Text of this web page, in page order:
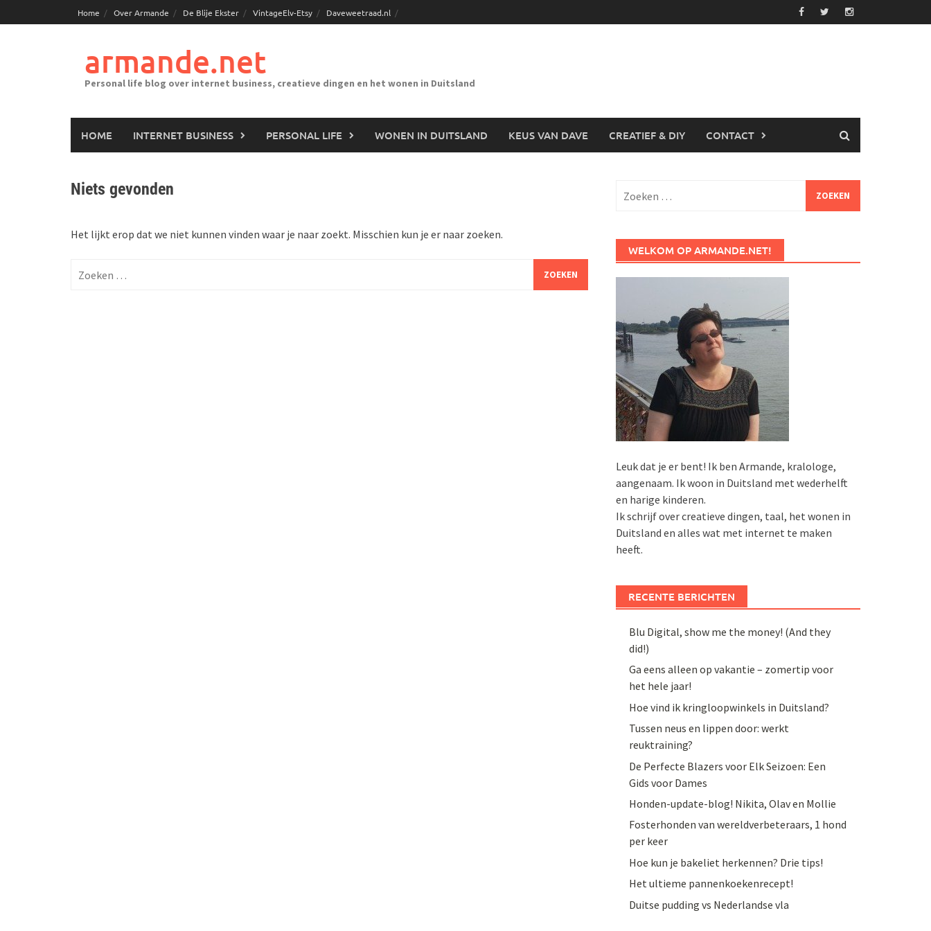
naar
Home Over Armande De Blije Ekster VintageElv-Etsy Daveweetraad.nl
armande.net
Personal life blog over internet business, creatieve dingen en het wonen in Duitsland
HOME INTERNET BUSINESS PERSONAL LIFE WONEN IN DUITSLAND KEUS VAN DAVE CREATIEF & DIY CONTACT
Niets gevonden
Het lijkt erop dat we niet kunnen vinden waar je naar zoekt. Misschien kun je er naar zoeken.
naar:
naar:
WELKOM OP ARMANDE.NET!
Leuk dat je er bent! Ik ben Armande, kralologe,
aangenaam. Ik woon in Duitsland met wederhelft
en harige kinderen.
Ik schrijf over creatieve dingen, taal, het wonen in
Duitsland en alles wat met internet te maken
heeft.
RECENTE BERICHTEN
Blu Digital, show me the money! (And they
did!)
Ga eens alleen op vakantie – zomertip voor
het hele jaar!
Hoe vind ik kringloopwinkels in Duitsland?
Tussen neus en lippen door: werkt
reuktraining?
De Perfecte Blazers voor Elk Seizoen: Een
Gids voor Dames
Honden-update-blog! Nikita, Olav en Mollie
Fosterhonden van wereldverbeteraars, 1 hond
per keer
Hoe kun je bakeliet herkennen? Drie tips!
Het ultieme pannenkoekenrecept!
Duitse pudding vs Nederlandse vla